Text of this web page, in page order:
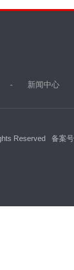
新闻中心
Reserved 备案